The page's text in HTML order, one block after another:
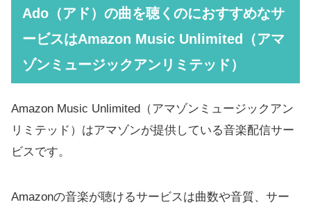
Ado（アド）の曲を聴くのにおすすめなサ
ービスはAmazon Music Unlimited（アマ
ゾンミュージックアンリミテッド）
Amazon Music Unlimited（アマゾンミュージックアン
リミテッド）はアマゾンが提供している音楽配信サー
ビスです。
Amazonの音楽が聴けるサービスは曲数や音質、サー